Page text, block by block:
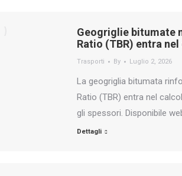
Geogriglie bitumate
Ratio (TBR) entra
Trasporti By Luglio 2, 2026
La geogriglia bitumata
Ratio (TBR) entra nel
gli spessori. Disponibile
Dettagli